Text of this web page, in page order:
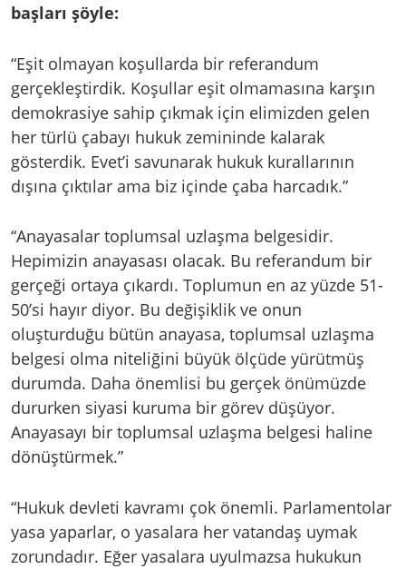
başları şöyle:
“Eşit olmayan koşullarda bir referandum
gerçekleştirdik. Koşullar eşit olmamasına karşın
demokrasiye sahip çıkmak için elimizden gelen
her türlü çabayı hukuk zemininde kalarak
gösterdik. Evet’i savunarak hukuk kurallarının
dışına çıktılar ama biz içinde çaba harcadık.”
“Anayasalar toplumsal uzlaşma belgesidir.
Hepimizin anayasası olacak. Bu referandum bir
gerçeği ortaya çıkardı. Toplumun en az yüzde 51-
50’si hayır diyor. Bu değişiklik ve onun
oluşturduğu bütün anayasa, toplumsal uzlaşma
belgesi olma niteliğini büyük ölçüde yürütmüş
durumda. Daha önemlisi bu gerçek önümüzde
dururken siyasi kuruma bir görev düşüyor.
Anayasayı bir toplumsal uzlaşma belgesi haline
dönüştürmek.”
“Hukuk devleti kavramı çok önemli. Parlamentolar
yasa yaparlar, o yasalara her vatandaş uymak
zorundadır. Eğer yasalara uyulmazsa hukukun